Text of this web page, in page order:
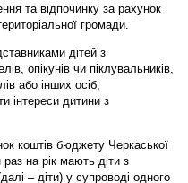
та відпочинку за рахунок
громади.
дітей з
опікунів чи піклувальників,
або інших осіб,
інтереси дитини з
коштів бюджету Черкаської
раз на рік мають діти з
– діти) у супроводі одного